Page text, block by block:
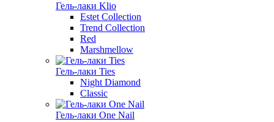
Гель-лаки Klio
Estet Collection
Trend Collection
Red
Marshmellow
Гель-лаки Ties
Night Diamond
Classic
Гель-лаки One Nail